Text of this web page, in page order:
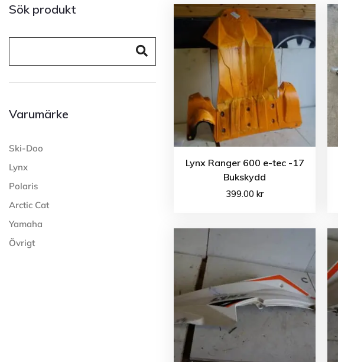
Sök produkt
Varumärke
Ski-Doo
Lynx
Polaris
Arctic Cat
Yamaha
Övrigt
Lynx Ranger 600 e-tec -17
Bukskydd
399.00kr